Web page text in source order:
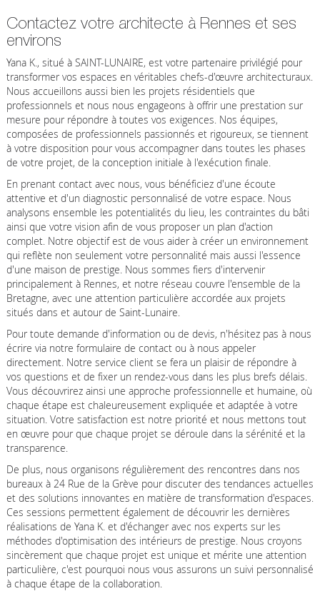
Contactez votre architecte à Rennes et ses
environs
Yana K., situé à SAINT-LUNAIRE, est votre partenaire privilégié pour
transformer vos espaces en véritables chefs-d'œuvre architecturaux.
Nous accueillons aussi bien les projets résidentiels que
professionnels et nous nous engageons à offrir une prestation sur
mesure pour répondre à toutes vos exigences. Nos équipes,
composées de professionnels passionnés et rigoureux, se tiennent
à votre disposition pour vous accompagner dans toutes les phases
de votre projet, de la conception initiale à l'exécution finale.
En prenant contact avec nous, vous bénéficiez d'une écoute
attentive et d'un diagnostic personnalisé de votre espace. Nous
analysons ensemble les potentialités du lieu, les contraintes du bâti
ainsi que votre vision afin de vous proposer un plan d'action
complet. Notre objectif est de vous aider à créer un environnement
qui reflète non seulement votre personnalité mais aussi l'essence
d'une maison de prestige. Nous sommes fiers d'intervenir
principalement à Rennes, et notre réseau couvre l'ensemble de la
Bretagne, avec une attention particulière accordée aux projets
situés dans et autour de Saint-Lunaire.
Pour toute demande d'information ou de devis, n'hésitez pas à nous
écrire via notre formulaire de contact ou à nous appeler
directement. Notre service client se fera un plaisir de répondre à
vos questions et de fixer un rendez-vous dans les plus brefs délais.
Vous découvrirez ainsi une approche professionnelle et humaine, où
chaque étape est chaleureusement expliquée et adaptée à votre
situation. Votre satisfaction est notre priorité et nous mettons tout
en œuvre pour que chaque projet se déroule dans la sérénité et la
transparence.
De plus, nous organisons régulièrement des rencontres dans nos
bureaux à 24 Rue de la Grève pour discuter des tendances actuelles
et des solutions innovantes en matière de transformation d'espaces.
Ces sessions permettent également de découvrir les dernières
réalisations de Yana K. et d'échanger avec nos experts sur les
méthodes d'optimisation des intérieurs de prestige. Nous croyons
sincèrement que chaque projet est unique et mérite une attention
particulière, c'est pourquoi nous vous assurons un suivi personnalisé
à chaque étape de la collaboration.